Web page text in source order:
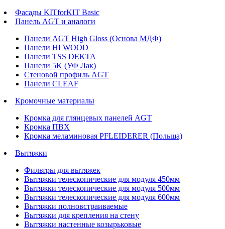
Фасады KITforKIT Basic
Панель AGT и аналоги
Панели AGT High Gloss (Основа МДФ)
Панели HI WOOD
Панели TSS DEKTA
Панели 5K (УФ Лак)
Стеновой профиль AGT
Панели CLEAF
Кромочные материалы
Кромка для глянцевых панелей AGT
Кромка ПВХ
Кромка меламиновая PFLEIDERER (Польша)
Вытяжки
Фильтры для вытяжек
Вытяжки телескопические для модуля 450мм
Вытяжки телескопические для модуля 500мм
Вытяжки телескопические для модуля 600мм
Вытяжки полновстраиваемые
Вытяжки для крепления на стену
Вытяжки настенные козырьковые